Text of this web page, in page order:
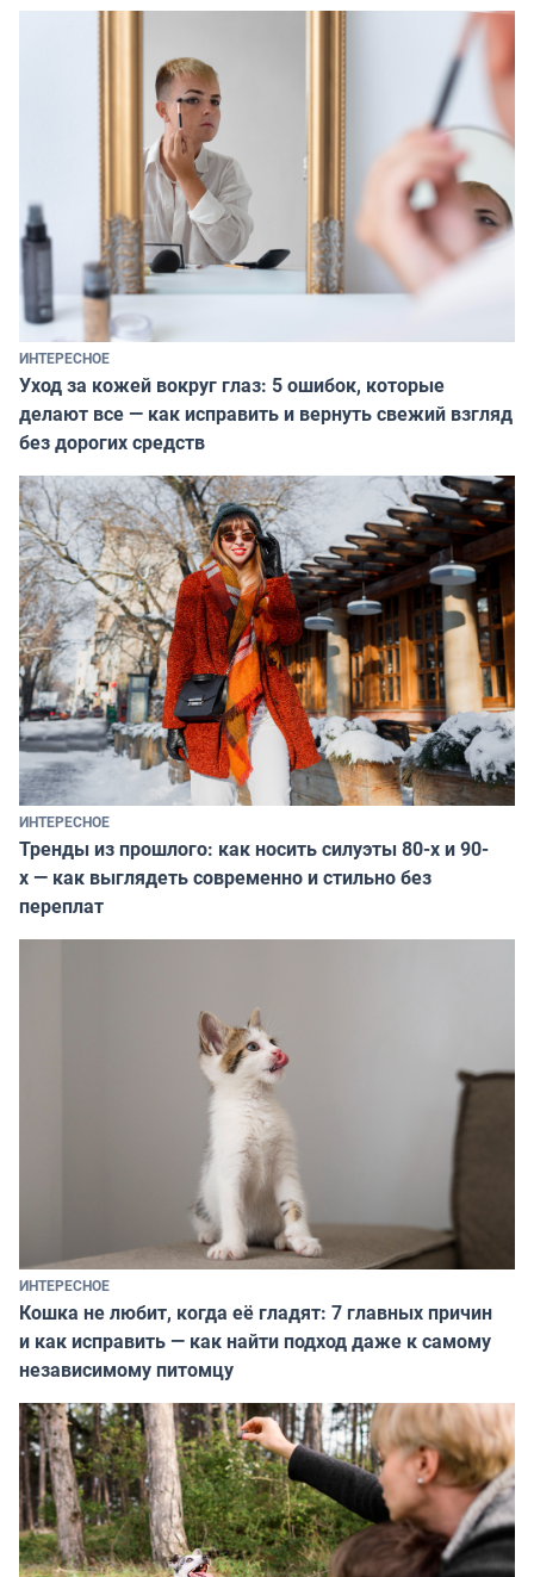
ИНТЕРЕСНОЕ
Уход за кожей вокруг глаз: 5 ошибок, которые
делают все — как исправить и вернуть свежий взгляд
без дорогих средств
ИНТЕРЕСНОЕ
Тренды из прошлого: как носить силуэты 80-х и 90-
х — как выглядеть современно и стильно без
переплат
ИНТЕРЕСНОЕ
Кошка не любит, когда её гладят: 7 главных причин
и как исправить — как найти подход даже к самому
независимому питомцу